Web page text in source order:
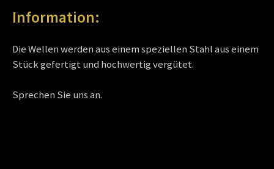
Information:
Die Wellen werden aus einem speziellen Stahl aus einem
Stück gefertigt und hochwertig vergütet.
Sprechen Sie uns an.